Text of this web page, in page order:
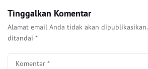
Tinggalkan Komentar
Alamat email Anda tidak akan dipublikasikan.
ditandai *